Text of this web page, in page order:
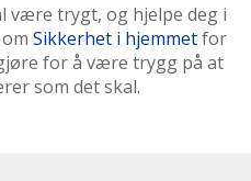
være trygt, og hjelpe deg i
Sikkerhet i hjemmetfor
for å være trygg på at
som det skal.